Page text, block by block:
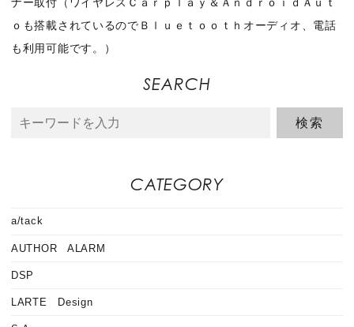
ナー取付（ワイヤレスＣａｒｐｌａｙ＆ＡｎｄｒｏｉｄＡｕｔ
ｏも搭載されているのでＢｌｕｅｔｏｏｔｈオーディオ、電話
も利用可能です。）
SEARCH
CATEGORY
a/tack
AUTHOR ALARM
DSP
LARTE Design